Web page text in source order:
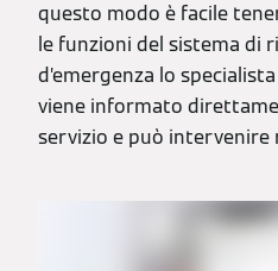
questo modo è facile
le funzioni del sistema di
d’emergenza lo
viene informato
servizio e può intervenire